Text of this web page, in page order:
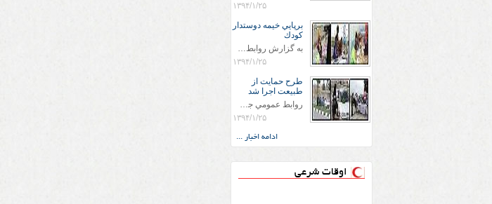
۱۳۹۴/۱/۲۵
برپايي خيمه دوستدار
كودك
به گزارش روابط عمومي جمعيت هلال احمر شهرستان سرخس علاوه بر اجرای خدمات امدادی، راهنمایی های گردشگری و موقعیت های جغرافیایی و برپایی چادرهای سلامت به منظور سنجش رایگان فشار و قندخون مسافران، ، خيمه هايي.با عنوان دوستدار کودک تجهیزشده که دراین فضا کودکان مراجعه کننده از طریق نقاشی و سایر هنرهای تجسمی با مفاهیم جمعیت هلال احمر و اصول هفتگانه آن آشنا می شوند. به دليل حضور چشم گير كودكان و خانواده ها سعی شده در قالب های متناسب با سنین کودکان مراجعه کنند
۱۳۹۴/۱/۲۵
طرح حمايت از
طبيعت اجرا شد
روابط عمومي جمعيت هلال احمر سرخس جمعيت هلال احمر سرخس در روز طبيعت جوانان جمعيت هلال احمر سرخس در راستاي حفاظت و حمايت از محيط زيست با انگيزه داشتن طبيعت زيبا و بدون زباله و جهت فرهنگ سازي طرح حمايت از طبيعت را اجرا نمودند. اين طرح با رويكرد حمايتي و اموزشي در خصوص اشتي باطبيعت اجرا شد و در اين طرح 700 عدد كيسه زباله وبروشور در خروجي هاي شهر بين همشهريان و مسافرين نوروزي توزيع گرديد و در راه بازگشت كيسه هاي زباله توسط همشهريان به مامورين محترم شهرداري مستقر در ورودي شهر
۱۳۹۴/۱/۲۵
ادامه اخبار ...
اوقات شرعی